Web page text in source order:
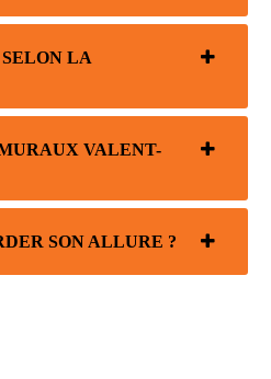
LA
VALENT-
SON ALLURE ?